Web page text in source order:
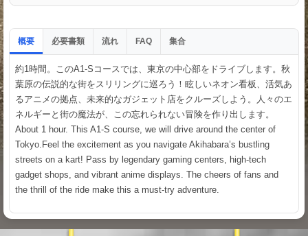
概要 必要書類 流れ FAQ 集合
約1時間。このA1-Sコースでは、東京の中心部をドライブします。秋
葉原の伝説的な街をスリリングに巡ろう！眩しいネオン看板、活気あ
るアニメの拠点、未来的なガジェット店をクルーズしよう。人々のエ
ネルギーと街の魔法が、この忘れられない冒険を作り出します。
About 1 hour. This A1-S course, we will drive around the center of
Tokyo.Feel the excitement as you navigate Akihabara’s bustling
streets on a kart! Pass by legendary gaming centers, high-tech
gadget shops, and vibrant anime displays. The cheers of fans and
the thrill of the ride make this a must-try adventure.